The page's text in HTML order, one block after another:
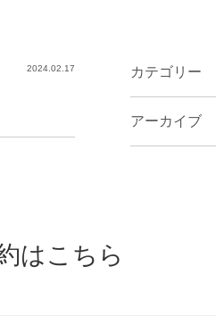
カテゴリー
アーカイブ
2024.02.17
はこちら